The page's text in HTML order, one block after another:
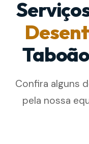
Confira alguns
pela nossa